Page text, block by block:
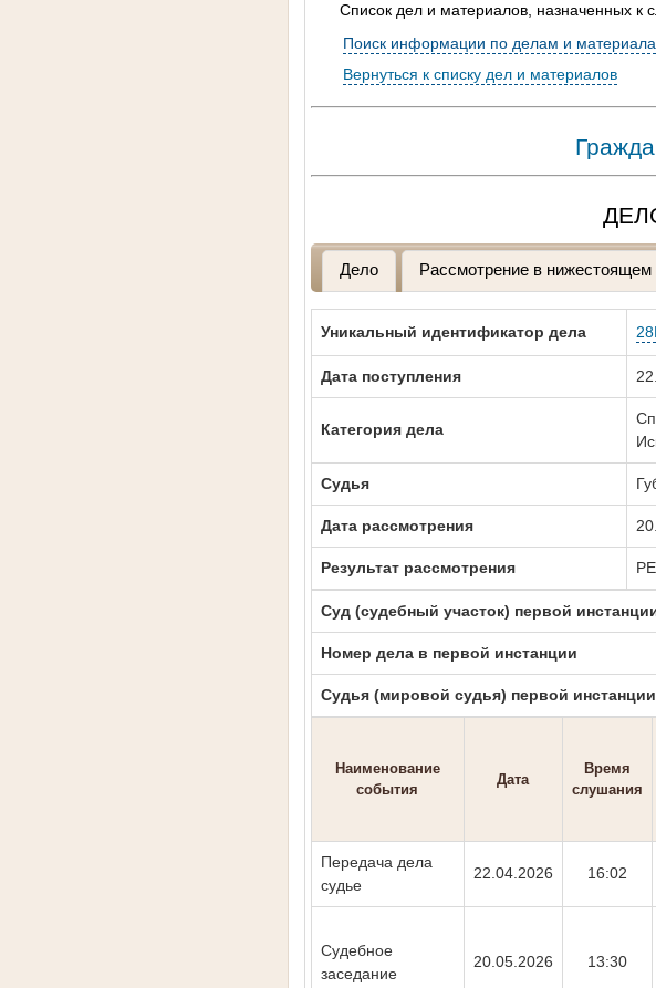
Список дел и материалов, назначенных к
Поиск информации по делам и
Вернуться к списку дел и материалов
Дело Рассмотрение в нижестоящем
Уникальный идентификатор дела
Дата поступления
Категория дела
Судья
Дата рассмотрения
Результат рассмотрения
Суд (судебный участок) первой
Номер дела в первой инстанции
Судья (мировой судья) первой инстанции
Наименование
события
Дата
Время
слушания
Передача дела
судье
22.04.2026 16:02
Судебное
заседание
20.05.2026 13:30